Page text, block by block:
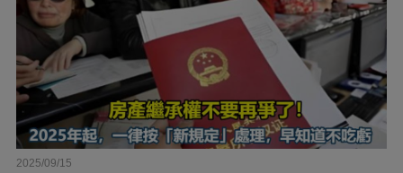
2025/09/15